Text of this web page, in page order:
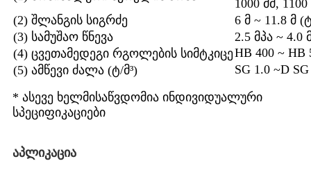
1000 მმ,
(2) შლანგის სიგრძე
6 მ ~ 11.8 მ
(3) სამუშაო წნევა
2.5 მპა ~ 4.0
(4) ცვეთამედეგი რგოლების სიმტკიცეHB 400 ~ HB
(5) ამწევი ძალა (ტ/მ³)
SG 1.0 ~D
* ასევე ხელმისაწვდომია ინდივიდუალური
სპეციფიკაციები
აპლიკაცია